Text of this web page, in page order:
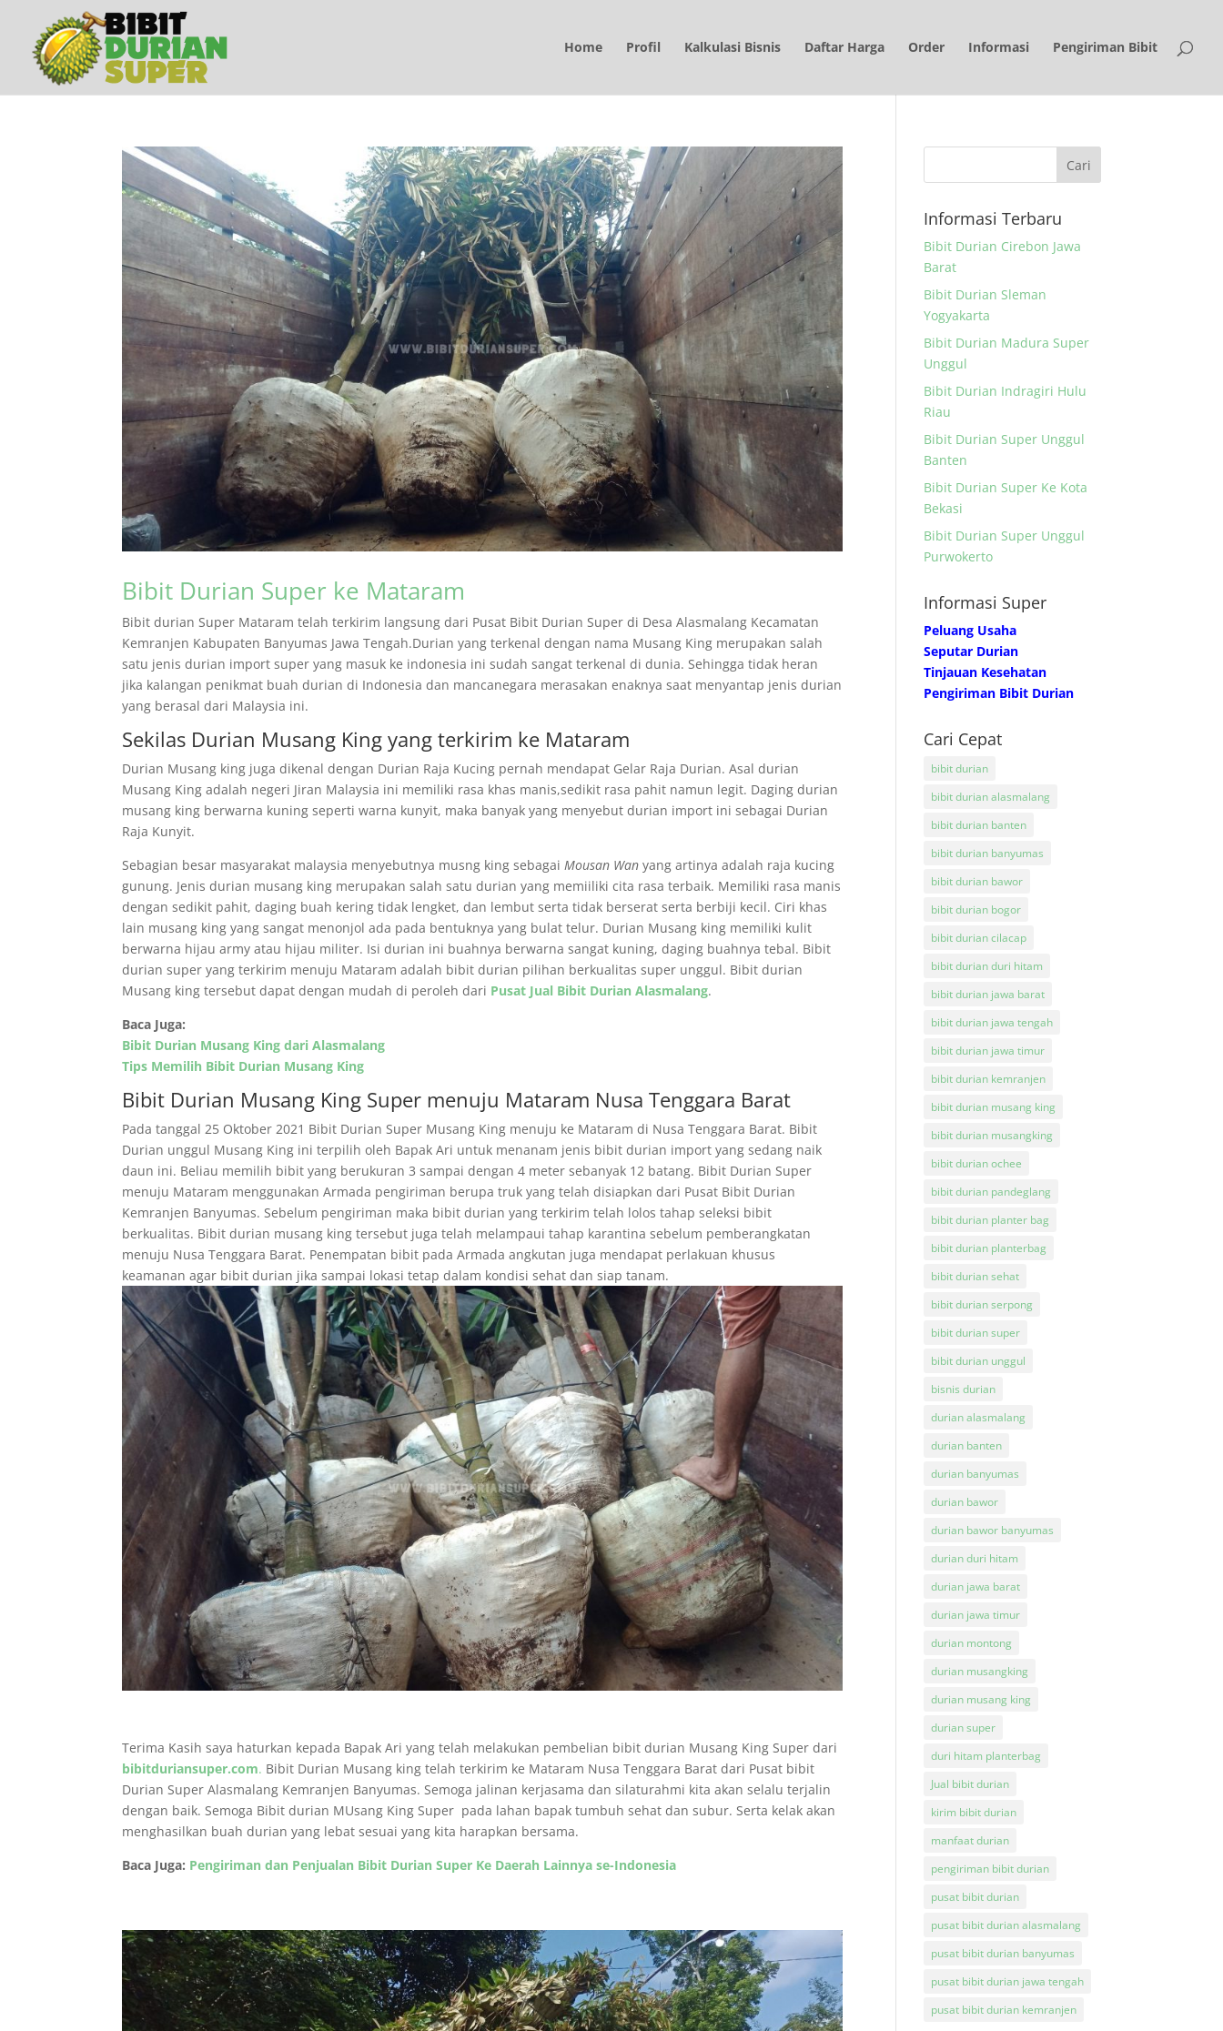
Home Profil Kalkulasi Bisnis Daftar Harga Order Informasi Pengiriman Bibit
Bibit Durian Super ke Mataram
Bibit durian Super Mataram telah terkirim langsung dari Pusat Bibit Durian Super di Desa Alasmalang Kecamatan
Kemranjen Kabupaten Banyumas Jawa Tengah.Durian yang terkenal dengan nama Musang King merupakan salah
satu jenis durian import super yang masuk ke indonesia ini sudah sangat terkenal di dunia. Sehingga tidak heran
jika kalangan penikmat buah durian di Indonesia dan mancanegara merasakan enaknya saat menyantap jenis durian
yang berasal dari Malaysia ini.
Sekilas Durian Musang King yang terkirim ke Mataram
Durian Musang king juga dikenal dengan Durian Raja Kucing pernah mendapat Gelar Raja Durian. Asal durian
Musang King adalah negeri Jiran Malaysia ini memiliki rasa khas manis,sedikit rasa pahit namun legit. Daging durian
musang king berwarna kuning seperti warna kunyit, maka banyak yang menyebut durian import ini sebagai Durian
Raja Kunyit.
Sebagian besar masyarakat malaysia menyebutnya musng king sebagaiMousan Wan yang artinya adalah raja kucing
gunung. Jenis durian musang king merupakan salah satu durian yang memiiliki cita rasa terbaik. Memiliki rasa manis
dengan sedikit pahit, daging buah kering tidak lengket, dan lembut serta tidak berserat serta berbiji kecil. Ciri khas
lain musang king yang sangat menonjol ada pada bentuknya yang bulat telur. Durian Musang king memiliki kulit
berwarna hijau army atau hijau militer. Isi durian ini buahnya berwarna sangat kuning, daging buahnya tebal. Bibit
durian super yang terkirim menuju Mataram adalah bibit durian pilihan berkualitas super unggul. Bibit durian
Musang king tersebut dapat dengan mudah di peroleh dari Pusat Jual Bibit Durian Alasmalang.
Baca Juga:
Bibit Durian Musang King dari Alasmalang
Tips Memilih Bibit Durian Musang King
Bibit Durian Musang King Super menuju Mataram Nusa Tenggara Barat
Pada tanggal 25 Oktober 2021 Bibit Durian Super Musang King menuju ke Mataram di Nusa Tenggara Barat. Bibit
Durian unggul Musang King ini terpilih oleh Bapak Ari untuk menanam jenis bibit durian import yang sedang naik
daun ini. Beliau memilih bibit yang berukuran 3 sampai dengan 4 meter sebanyak 12 batang. Bibit Durian Super
menuju Mataram menggunakan Armada pengiriman berupa truk yang telah disiapkan dari Pusat Bibit Durian
Kemranjen Banyumas. Sebelum pengiriman maka bibit durian yang terkirim telah lolos tahap seleksi bibit
berkualitas. Bibit durian musang king tersebut juga telah melampaui tahap karantina sebelum pemberangkatan
menuju Nusa Tenggara Barat. Penempatan bibit pada Armada angkutan juga mendapat perlakuan khusus
keamanan agar bibit durian jika sampai lokasi tetap dalam kondisi sehat dan siap tanam.
Terima Kasih saya haturkan kepada Bapak Ari yang telah melakukan pembelian bibit durian Musang King Super dari
bibitduriansuper.com. Bibit Durian Musang king telah terkirim ke Mataram Nusa Tenggara Barat dari Pusat bibit
Durian Super Alasmalang Kemranjen Banyumas. Semoga jalinan kerjasama dan silaturahmi kita akan selalu terjalin
dengan baik. Semoga Bibit durian MUsang King Super pada lahan bapak tumbuh sehat dan subur. Serta kelak akan
menghasilkan buah durian yang lebat sesuai yang kita harapkan bersama.
Baca Juga: Pengiriman dan Penjualan Bibit Durian Super Ke Daerah Lainnya se-Indonesia
Informasi Terbaru
Bibit Durian Cirebon Jawa
Barat
Bibit Durian Sleman
Yogyakarta
Bibit Durian Madura Super
Unggul
Bibit Durian Indragiri Hulu
Riau
Bibit Durian Super Unggul
Banten
Bibit Durian Super Ke Kota
Bekasi
Bibit Durian Super Unggul
Purwokerto
Informasi Super
Peluang Usaha
Seputar Durian
Tinjauan Kesehatan
Pengiriman Bibit Durian
Cari Cepat
bibit durian
bibit durian alasmalang
bibit durian banten
bibit durian banyumas
bibit durian bawor
bibit durian bogor
bibit durian cilacap
bibit durian duri hitam
bibit durian jawa barat
bibit durian jawa tengah
bibit durian jawa timur
bibit durian kemranjen
bibit durian musang king
bibit durian musangking
bibit durian ochee
bibit durian pandeglang
bibit durian planter bag
bibit durian planterbag
bibit durian sehat
bibit durian serpong
bibit durian super
bibit durian unggul
bisnis durian
durian alasmalang
durian banten
durian banyumas
durian bawor
durian bawor banyumas
durian duri hitam
durian jawa barat
durian jawa timur
durian montong
durian musangking
durian musang king
durian super
duri hitam planterbag
Jual bibit durian
kirim bibit durian
manfaat durian
pengiriman bibit durian
pusat bibit durian
pusat bibit durian alasmalang
pusat bibit durian banyumas
pusat bibit durian jawa tengah
pusat bibit durian kemranjen